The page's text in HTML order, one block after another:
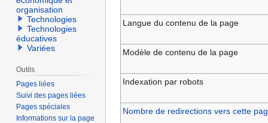
Langue du contenu de la page
Modèle de contenu de la page
Indexation par robots
Nombre de redirections vers cette
organisation
Technologies
Technologies
éducatives
Variées
Outils
Pages liées
Suivi des pages liées
Pages spéciales
Informations sur la page